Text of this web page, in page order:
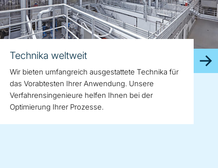
Technika weltweit
Wir bieten umfangreich ausgestattete Technika für
das Vorabtesten Ihrer Anwendung. Unsere
Verfahrensingenieure helfen Ihnen bei der
Optimierung Ihrer Prozesse.